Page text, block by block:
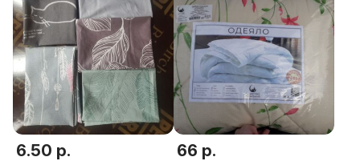
6.50 р. 66 р.